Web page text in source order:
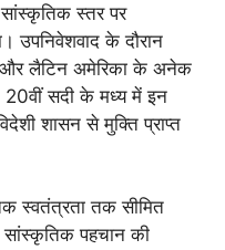
स्तर पर
उपनिवेशवाद के दौरान
और लैटिन अमेरिका के अनेक
20वीं सदी के मध्य में इन
शासन से मुक्ति प्राप्त
स्वतंत्रता तक सीमित
सांस्कृतिक पहचान की